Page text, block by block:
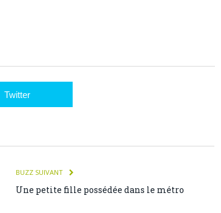
Twitter
BUZZ SUIVANT
Une petite fille possédée dans le métro